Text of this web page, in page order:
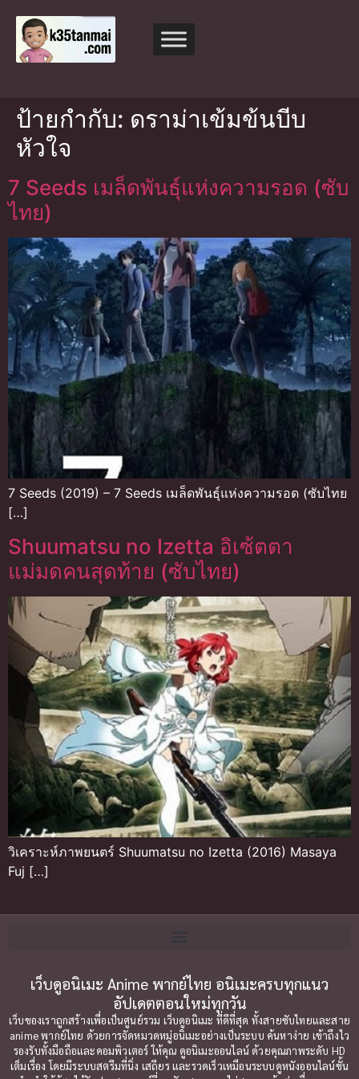
ป้ายกำกับ: ดราม่าเข้มข้นบีบ
หัวใจ
7 Seeds เมล็ดพันธุ์แห่งความรอด (ซับ
ไทย)
7 Seeds (2019) – 7 Seeds เมล็ดพันธุ์แห่งความรอด (ซับไทย
[…]
Shuumatsu no Izetta อิเซ้ตตา
แม่มดคนสุดท้าย (ซับไทย)
วิเคราะห์ภาพยนตร์ Shuumatsu no Izetta (2016) Masaya
Fuj […]
เว็บดูอนิเมะ Anime พากย์ไทย อนิเมะครบทุกแนว
อัปเดตตอนใหม่ทุกวัน
เว็บของเราถูกสร้างเพื่อเป็นศูนย์รวม เว็บดูอนิเมะ ที่ดีที่สุด ทั้งสายซับไทยและสาย
anime พากย์ไทย ด้วยการจัดหมวดหมู่อนิเมะอย่างเป็นระบบ ค้นหาง่าย เข้าถึงไว
รองรับทั้งมือถือและคอมพิวเตอร์ ให้คุณ ดูอนิเมะออนไลน์ ด้วยคุณภาพระดับ HD
เต็มเรื่อง โดยมีระบบสตรีมที่นิ่ง เสถียร และรวดเร็วเหมือนระบบดูหนังออนไลน์ชั้น